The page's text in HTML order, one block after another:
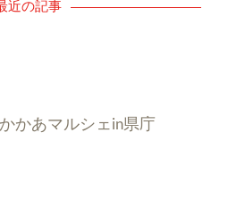
近の記事
かあマルシェin県庁